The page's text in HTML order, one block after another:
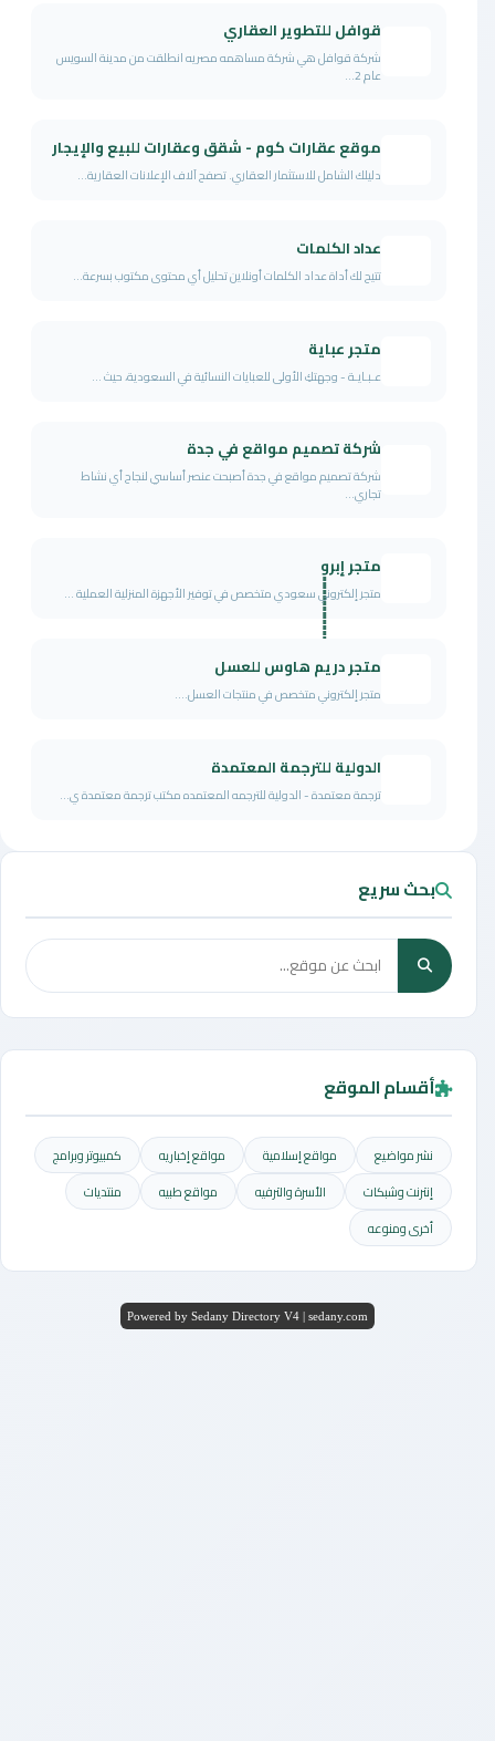
قوافل للتطوير العقاري
شركة قوافل هي شركة مساهمه مصريه انطلقت من مدينة السويس
عام 2...
موقع عقارات كوم - شقق وعقارات للبيع والإيجار
دليلك الشامل للاستثمار العقاري. تصفح آلاف الإعلانات العقارية...
عداد الكلمات
تتيح لك أداة عداد الكلمات أونلاين تحليل أي محتوى مكتوب بسرعة...
متجر عباية
عـبـايـة - وجهتكِ الأولى للعبايات النسائية في السعودية، حيث ...
شركة تصميم مواقع في جدة
شركة تصميم مواقع في جدة أصبحت عنصر أساسي لنجاح أي نشاط
تجاري...
متجر إبروٍٍٍٍٍٍٍٍٍٍٍٍٍٍٍٍٍٍٍٍٍٍٍٍٍٍٍٍٍٍٍٍٍٍٍٍٍٍٍٍٍ
متجر إلكتروني سعودي متخصص في توفير الأجهزة المنزلية العملية ...
متجر دريم هاوس للعسل
متجر إلكتروني متخصص في منتجات العسل....
الدولية للترجمة المعتمدة
ترجمة معتمدة - الدولية للترجمه المعتمده مكتب ترجمة معتمدة ي...
بحث سريع
أقسام الموقع
نشر مواضيع مواقع إسلامية مواقع إخباريه
كمبيوتر وبرامج
إنترنت وشبكات
الأسرة والترفيه مواقع طبيه
منتديات
أخرى ومنوعه
Powered by Sedany Directory V4 | sedany.com